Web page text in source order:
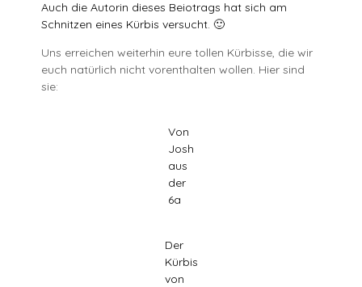
Auch die Autorin dieses Beiotrags hat sich am
Schnitzen eines Kürbis versucht. 🙂
Uns erreichen weiterhin eure tollen Kürbisse, die wir
euch natürlich nicht vorenthalten wollen. Hier sind
sie:
Von
Josh
aus
der
6a
Der
Kürbis
von